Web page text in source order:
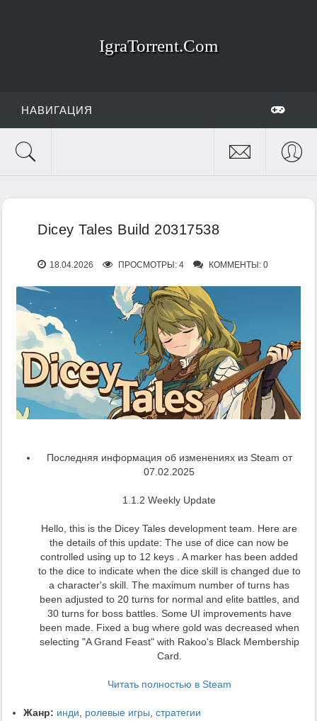
IgraTorrent.Com
НАВИГАЦИЯ
Dicey Tales Build 20317538
18.04.2026 ПРОСМОТРЫ: 4 КОММЕНТЫ: 0
Последняя информация об изменениях из Steam от
07.02.2025
1.1.2 Weekly Update
Hello, this is the Dicey Tales development team. Here are
the details of this update: The use of dice can now be
controlled using up to 12 keys . A marker has been added
to the dice to indicate when the dice skill is changed due to
a character's skill. The maximum number of turns has
been adjusted to 20 turns for normal and elite battles, and
30 turns for boss battles. Some UI improvements have
been made. Fixed a bug where gold was decreased when
selecting "A Grand Feast" with Rakoo's Black Membership
Card.
Читать полностью в Steam
Жанр: инди ролевые игры стратегии